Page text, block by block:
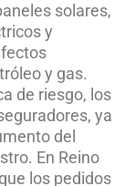
solares,
y
y gas.
de riesgo, los
ya
del
En Reino
los pedidos